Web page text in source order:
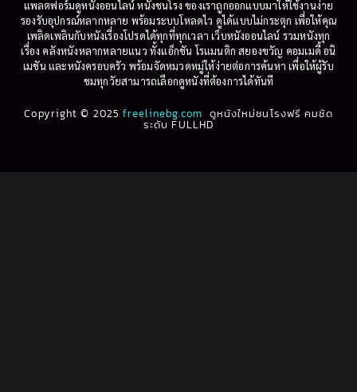
Betrayal(1)
Biography(3)
Biography ชีวประวัติ (61)
1999
1998
1997
1996
1995
1994
1993
1992
1991
1990
1987
1986
แพลตฟอร์มดูหนังออนไลน์ หนังชนโรง ของเราถูกออกแบบมาให้ใช้งานง่าย
รองรับอุปกรณ์หลากหลาย พร้อมระบบโหลดไว ดูได้แบบไม่กระตุก เพื่อให้คุณ
เพลิดเพลินกับหนังเรื่องโปรดได้ทุกที่ทุกเวลา เว็บหนังออนไลน์ รวมหนังทุก
เรื่อง คลังหนังหลากหลายแนว ทั้งแอ็กชัน โรแมนติก สยองขวัญ คอมเมดี้ อนิ
เมชัน และหนังครอบครัว พร้อมจัดหมวดหมู่ให้ง่ายต่อการค้นหา เพื่อให้ผู้รับ
ชมทุกวัยสามารถเลือกดูหนังที่ต้องการได้ทันที
Copyright © 2025freelinebg.com ดูหนังใหม่ชนโรงฟรี คมชัด
ระดับ FULLHD